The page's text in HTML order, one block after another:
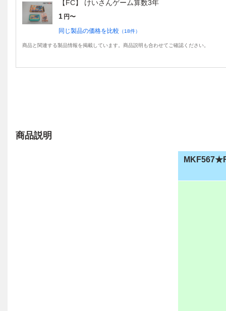
【FC】 けいさんゲーム算数3年
1 円〜
同じ製品の価格を比較 （18件）
商品と関連する製品情報を掲載しています。商品説明も合わせてご確認ください。
商品説明